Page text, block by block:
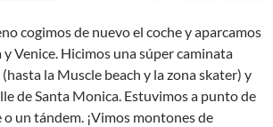
cogimos de nuevo el coche y aparcamos
Venice. Hicimos una súper caminata
la Muscle beach y la zona skater) y
de Santa Monica. Estuvimos a punto de
un tándem. ¡Vimos montones de